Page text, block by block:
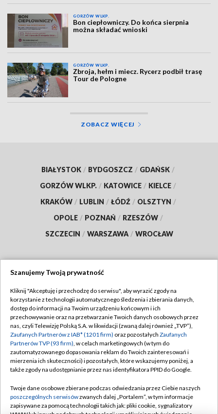
GORZÓW WLKP.
Bon ciepłowniczy. Do końca sierpnia
można składać wnioski
GORZÓW WLKP.
Zbroja, hełm i miecz. Rycerz podbił trasę
Tour de Pologne
ZOBACZ WIĘCEJ
BIAŁYSTOK / BYDGOSZCZ / GDAŃSK /
GORZÓW WLKP. / KATOWICE / KIELCE /
KRAKÓW / LUBLIN / ŁÓDŹ / OLSZTYN /
OPOLE / POZNAŃ / RZESZÓW /
SZCZECIN / WARSZAWA / WROCŁAW
TVP
Abonament TVP
Emisja w TVP
Centrum informacji TVP
Naziemna Telewizja Cyfrowa
Rada Programowa
System NOS
Regulamin TVP
Polityka prywatności
Moje zgody
Pomoc
Kontakt
Szanujemy Twoją prywatność
Kliknij "Akceptuję i przechodzę do serwisu", aby wyrazić zgody na
korzystanie z technologii automatycznego śledzenia i zbierania danych,
dostęp do informacji na Twoim urządzeniu końcowym i ich
przechowywanie oraz na przetwarzanie Twoich danych osobowych przez
nas, czyli Telewizję Polską S.A. w likwidacji (zwaną dalej również „TVP”),
Zaufanych Partnerów z IAB* (1201 firm) oraz pozostałych Zaufanych
Partnerów TVP (93 firm), w celach marketingowych (w tym do
zautomatyzowanego dopasowania reklam do Twoich zainteresowań i
mierzenia ich skuteczności) i pozostałych, które wskazujemy poniżej, a
także zgody na udostępnianie przez nas identyfikatora PPID do Google.
Twoje dane osobowe zbierane podczas odwiedzania przez Ciebie naszych
poszczególnych serwisówzwanych dalej „Portalem”, w tym informacje
zapisywane za pomocą technologii takich jak: pliki cookie, sygnalizatory